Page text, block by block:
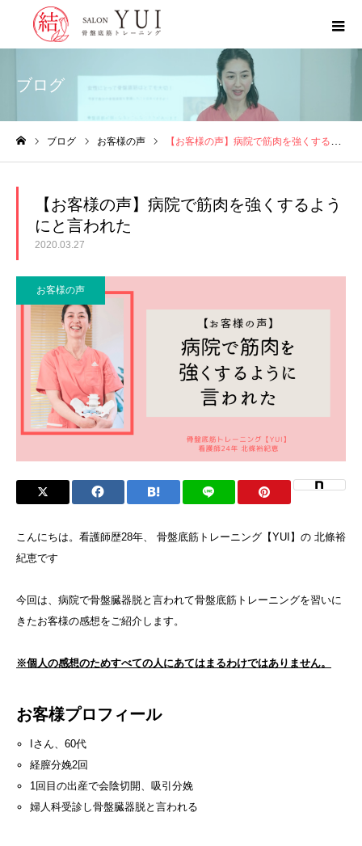
ブログ
ブログ お客様の声 【お客様の声】病院で筋肉を強くするようにと言われた
【お客様の声】病院で筋肉を強くするよう
にと言われた
2020.03.27
お客様の声
こんにちは。看護師歴28年、 骨盤底筋トレーニング【YUI】の 北條裕
紀恵です
今回は、病院で骨盤臓器脱と言われて骨盤底筋トレーニングを習いに
きたお客様の感想をご紹介します。
※個人の感想のためすべての人にあてはまるわけではありません。
お客様プロフィール
Iさん、60代
経膣分娩2回
1回目の出産で会陰切開、吸引分娩
婦人科受診し骨盤臓器脱と言われる